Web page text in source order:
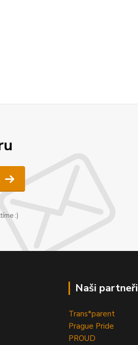
:)
Naši partneři
Trans*parent
Prague Pride
PROUD